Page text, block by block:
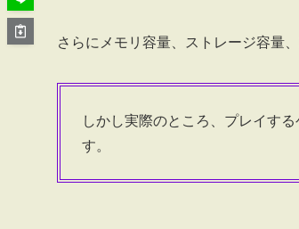
さらにメモリ容量、ストレージ容量
しかし実際のところ、プレイす
す。